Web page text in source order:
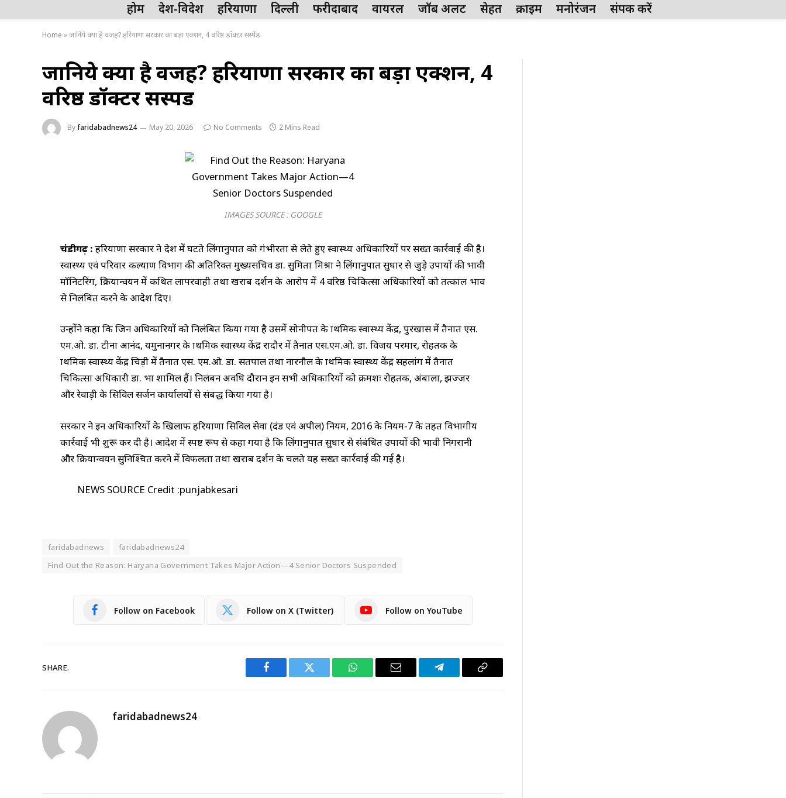
होम देश-विदेश हरियाणा दिल्ली फरीदाबाद वायरल जॉब अलर्ट सेहत क्राईम मनोरंजन संपर्क करें
Home »जानिये क्या है वजह? हरियाणा सरकार का बड़ा एक्शन, 4 वरिष्ठ डॉक्टर सस्पेंड
जानिये क्या है वजह? हरियाणा सरकार का बड़ा एक्शन, 4
वरिष्ठ डॉक्टर सस्पेंड
Byfaridabadnews24 May 20, 2026 No Comments 2 Mins Read
IMAGES SOURCE : GOOGLE
चंडीगढ़ : हरियाणा सरकार ने प्रदेश में घटते लिंगानुपात को गंभीरता से लेते हुए स्वास्थ्य अधिकारियों पर सख्त कार्रवाई की है।
स्वास्थ्य एवं परिवार कल्याण विभाग की अतिरिक्त मुख्यसचिव डा. सुमिता मिश्रा ने लिंगानुपात सुधार से जुड़े उपायों की प्रभावी
मॉनिटरिंग, क्रियान्वयन में कथित लापरवाही तथा खराब प्रदर्शन के आरोप में 4 वरिष्ठ चिकित्सा अधिकारियों को तत्काल प्रभाव
से निलंबित करने के आदेश दिए।
उन्होंने कहा कि जिन अधिकारियों को निलंबित किया गया है उसमें सोनीपत के प्राथमिक स्वास्थ्य केंद्र, पुरखास में तैनात एस.
एम.ओ. डा. टीना आनंद, यमुनानगर के प्राथमिक स्वास्थ्य केंद्र रादौर में तैनात एस.एम.ओ. डा. विजय परमार, रोहतक के
प्राथमिक स्वास्थ्य केंद्र चिड़ी में तैनात एस. एम.ओ. डा. सतपाल तथा नारनौल के प्राथमिक स्वास्थ्य केंद्र सहलांग में तैनात
चिकित्सा अधिकारी डा. प्रभा शामिल हैं। निलंबन अवधि दौरान इन सभी अधिकारियों को क्रमशः रोहतक, अंबाला, झज्जर
और रेवाड़ी के सिविल सर्जन कार्यालयों से संबद्ध किया गया है।
सरकार ने इन अधिकारियों के खिलाफ हरियाणा सिविल सेवा (दंड एवं अपील) नियम, 2016 के नियम-7 के तहत विभागीय
कार्रवाई भी शुरू कर दी है। आदेश में स्पष्ट रूप से कहा गया है कि लिंगानुपात सुधार से संबंधित उपायों की प्रभावी निगरानी
और क्रियान्वयन सुनिश्चित करने में विफलता तथा खराब प्रदर्शन के चलते यह सख्त कार्रवाई की गई है।
NEWS SOURCE Credit :punjabkesari
faridabadnews
faridabadnews24
Find Out the Reason: Haryana Government Takes Major Action—4 Senior Doctors Suspended
Follow on Facebook Follow on X (Twitter) Follow on YouTube
SHARE.
Facebook Twitter WhatsAppEmail Telegram Copy
faridabadnews24